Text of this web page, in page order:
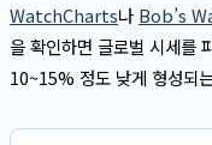
WatchCharts나 Bob’s
을 확인하면 글로벌 시세를
10~15% 정도 낮게 형성되